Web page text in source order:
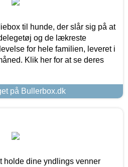
til hunde, der slår sig på at
og de lækreste
for hele familien, leveret i
Klik her for at se deres
på Bullerbox.dk
holde dine yndlings venner